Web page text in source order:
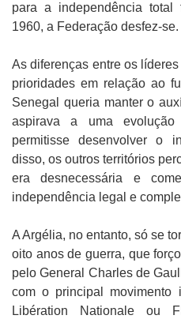
para a independência
1960, a Federação desfez-se.
As diferenças entre os
prioridades em relação ao
Senegal queria manter o
aspirava a uma
permitisse desenvolver o
disso, os outros territórios
era desnecessária e
independência legal e
A Argélia, no entanto, só se
oito anos de guerra, que
pelo General Charles de
com o principal movimento
Libération Nationale ou